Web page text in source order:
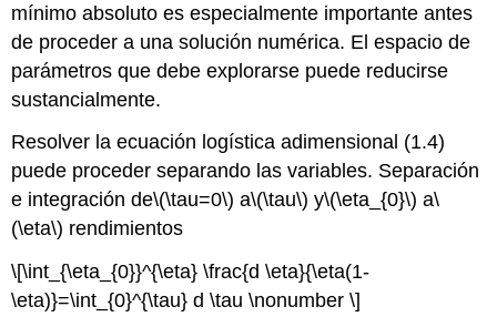
mínimo absoluto es especialmente importante antes
de proceder a una solución numérica. El espacio de
parámetros que debe explorarse puede reducirse
sustancialmente.
Resolver la ecuación logística adimensional (1.4)
puede proceder separando las variables. Separación
e integración de\(\tau=0\) a\(\tau\) y\(\eta_{0}\) a\
(\eta\) rendimientos
\[\int_{\eta_{0}}^{\eta} \frac{d \eta}{\eta(1-
\eta)}=\int_{0}^{\tau} d \tau \nonumber \]